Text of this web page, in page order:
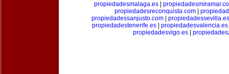
propiedadesmalaga.es|
propiedadesreconquista.com
propiedadessanjusto.com| propiedadessevilla.es
propiedadestenerife.es| propiedadesvalencia.es
propiedadesvigo.es|